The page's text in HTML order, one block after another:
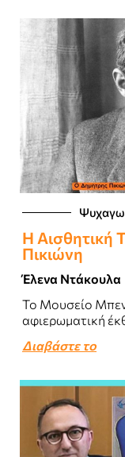
Η Αισθητική
Πικιώνη
Έλενα Ντάκουλα
Το Μουσείο
αφιερωματική
Διαβάστε το